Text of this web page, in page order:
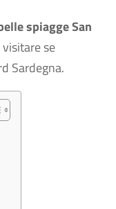
spiagge San
se
Sardegna.